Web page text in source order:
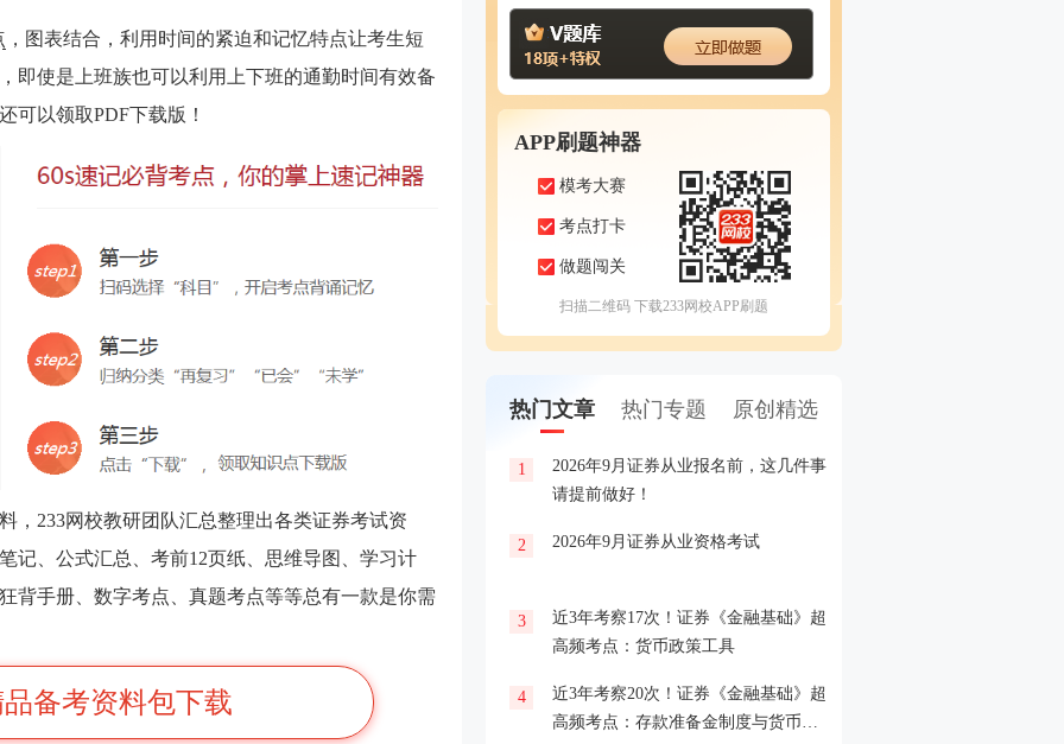
，图表结合，利用时间的紧迫和记忆特点让考生短
即使是上班族也可以利用上下班的通勤时间有效备
可以领取PDF下载版！
，233网校教研团队汇总整理出各类证券考试资
记、公式汇总、考前12页纸、思维导图、学习计
背手册、数字考点、真题考点等等总有一款是你需
备考资料包下载
APP刷题神器
模考大赛
考点打卡
做题闯关
扫描二维码 下载233网校APP刷题
热门文章 热门专题 原创精选
1
2026年9月证券从业报名前，这几件事
请提前做好！
2 2026年9月证券从业资格考试
3
近3年考察17次！证券《金融基础》超
高频考点：货币政策工具
4
近3年考察20次！证券《金融基础》超
高频考点：存款准备金制度与货币乘